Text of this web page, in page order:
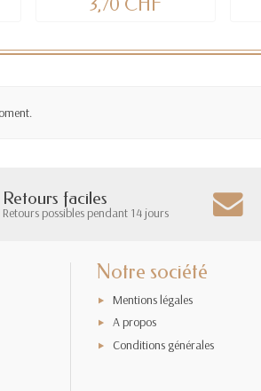
3,70 CHF
Retours faciles
Retours possibles pendant 14 jours
Notre société
Mentions légales
A propos
Conditions générales